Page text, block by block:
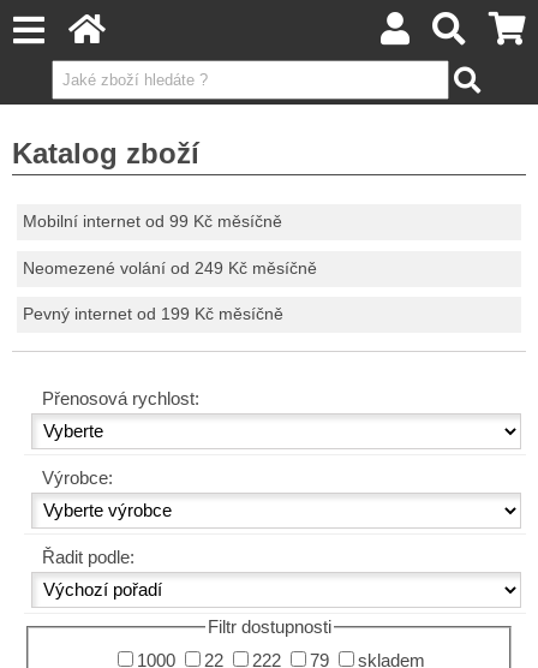
Katalog zboží
Mobilní internet od 99 Kč měsíčně
Neomezené volání od 249 Kč měsíčně
Pevný internet od 199 Kč měsíčně
Přenosová rychlost:
Výrobce:
Řadit podle:
Filtr dostupnosti
1000
22 222 79 skladem